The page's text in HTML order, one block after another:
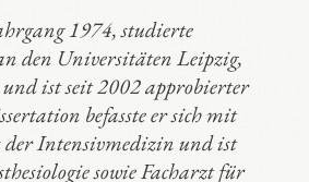
1974, studierte
den Universitäten Leipzig,
ist seit 2002 approbierter
befasste er sich mit
der Intensivmedizin und ist
sowie Facharzt für